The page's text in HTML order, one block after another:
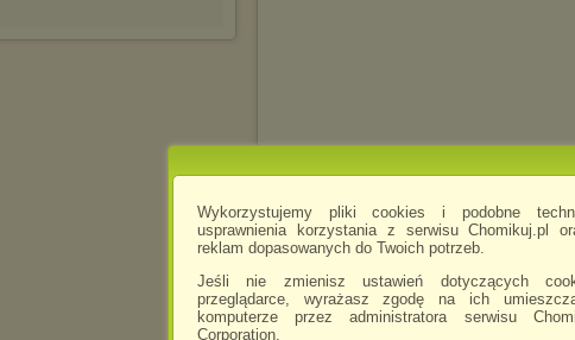
Wykorzystujemy pliki cookies i podobne
usprawnienia korzystania z serwisu Chomikuj.pl
reklam dopasowanych do Twoich potrzeb.
Jeśli nie zmienisz ustawień dotyczących
przeglądarce, wyrażasz zgodę na ich
komputerze przez administratora serwisu
Corporation.